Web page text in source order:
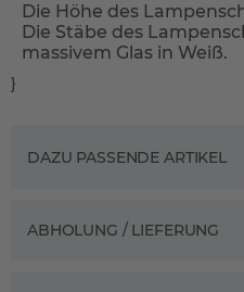
Die Höhe des
Die Stäbe des
massivem Glas in Weiß.
}
DAZU PASSENDE ARTIKEL
ABHOLUNG / LIEFERUNG